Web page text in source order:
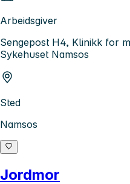
Arbeidsgiver
Sengepost H4, Klinikk for
Sykehuset Namsos
Sted
Namsos
Jordmor